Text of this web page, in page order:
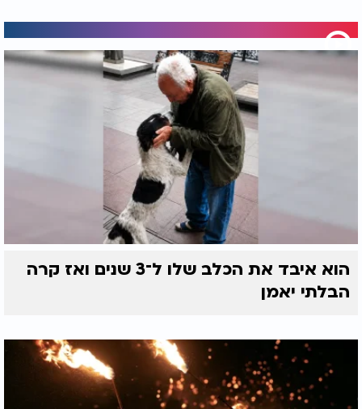
הוא איבד את הכלב שלו ל־3 שנים ואז קרה
הבלתי יאמן